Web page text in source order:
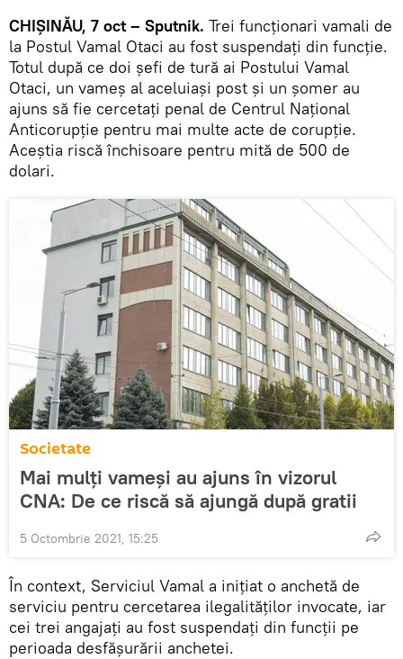
CHIȘINĂU, 7 oct – Sputnik. Trei funcționari vamali de
la Postul Vamal Otaci au fost suspendați din funcție.
Totul după ce doi șefi de tură ai Postului Vamal
Otaci, un vameș al aceluiași post și un șomer au
ajuns să fie cercetați penal de Centrul Național
Anticorupție pentru mai multe acte de corupție.
Aceștia riscă închisoare pentru mită de 500 de
dolari.
Societate
Mai mulți vameși au ajuns în vizorul
CNA: De ce riscă să ajungă după gratii
5 Octombrie 2021, 15:25
În context, Serviciul Vamal a inițiat o anchetă de
serviciu pentru cercetarea ilegalităților invocate, iar
cei trei angajați au fost suspendați din funcții pe
perioada desfășurării anchetei.